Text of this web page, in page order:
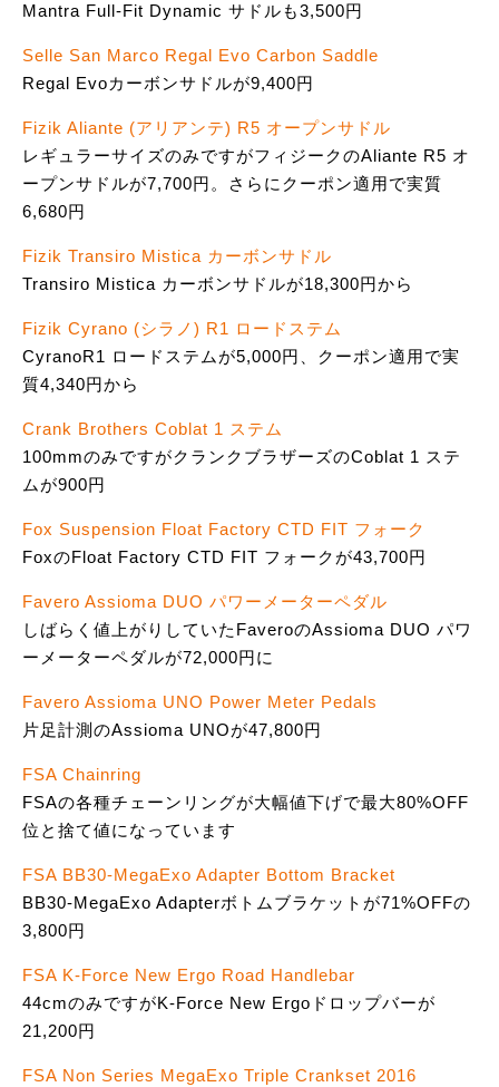
Mantra Full-Fit Dynamic サドルも3,500円
Selle San Marco Regal Evo Carbon Saddle
Regal Evoカーボンサドルが9,400円
Fizik Aliante (アリアンテ) R5 オープンサドル
レギュラーサイズのみですがフィジークのAliante R5 オ
ープンサドルが7,700円。さらにクーポン適用で実質
6,680円
Fizik Transiro Mistica カーボンサドル
Transiro Mistica カーボンサドルが18,300円から
Fizik Cyrano (シラノ) R1 ロードステム
CyranoR1 ロードステムが5,000円、クーポン適用で実
質4,340円から
Crank Brothers Coblat 1 ステム
100mmのみですがクランクブラザーズのCoblat 1 ステ
ムが900円
Fox Suspension Float Factory CTD FIT フォーク
FoxのFloat Factory CTD FIT フォークが43,700円
Favero Assioma DUO パワーメーターペダル
しばらく値上がりしていたFaveroのAssioma DUO パワ
ーメーターペダルが72,000円に
Favero Assioma UNO Power Meter Pedals
片足計測のAssioma UNOが47,800円
FSA Chainring
FSAの各種チェーンリングが大幅値下げで最大80%OFF
位と捨て値になっています
FSA BB30-MegaExo Adapter Bottom Bracket
BB30-MegaExo Adapterボトムブラケットが71%OFFの
3,800円
FSA K-Force New Ergo Road Handlebar
44cmのみですがK-Force New Ergoドロップバーが
21,200円
FSA Non Series MegaExo Triple Crankset 2016